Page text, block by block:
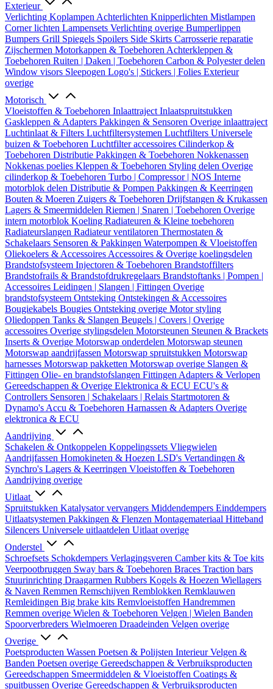
Exterieur
Verlichting Koplampen Achterlichten Knipperlichten Mistlampen
Corner lichten Lampensets Verlichting overige Bumperlippen
Bumpers Grill Spiegels Spoilers Side Skirts Carrosserie reparatie
Zijschermen Motorkappen & Toebehoren Achterkleppen &
Toebehoren Ruiten | Daken | Toebehoren Carbon & Polyester delen
Window visors Sleepogen Logo's | Stickers | Folies Exterieur
overige
Motorisch
Vloeistoffen & Toebehoren Inlaattraject Inlaatspruitstukken
Gaskleppen & Adapters Pakkingen & Sensoren Overige inlaattraject
Luchtinlaat & Filters Luchtfiltersystemen Luchtfilters Universele
buizen & Toebehoren Luchtfilter accessoires Cilinderkop &
Toebehoren Distributie Pakkingen & Toebehoren Nokkenassen
Nokkenas poelies Kleppen & Toebehoren Styling delen Overige
cilinderkop & Toebehoren Turbo | Compressor | NOS Interne
motorblok delen Distributie & Pompen Pakkingen & Keerringen
Bouten & Moeren Zuigers & Toebehoren Drijfstangen & Krukassen
Lagers & Smeermiddelen Riemen | Snaren | Toebehoren Overige
intern motorblok Koeling Radiateuren & Kleine toebehoren
Radiateurslangen Radiateur ventilatoren Thermostaten &
Schakelaars Sensoren & Pakkingen Waterpompen & Vloeistoffen
Oliekoelers & Accessoires Accessoires & Overige koelingsdelen
Brandstofsysteem Injectoren & Toebehoren Brandstoffilters
Brandstofrails & Brandstofdrukregelaars Brandstoftanks | Pompen |
Accessoires Leidingen | Slangen | Fittingen Overige
brandstofsysteem Ontsteking Ontstekingen & Accessoires
Bougiekabels Bougies Ontsteking overige Motor styling
Oliedoppen Tanks & Slangen Beugels | Covers | Overige
accessoires Overige stylingsdelen Motorsteunen Steunen & Brackets
Inserts & Overige Motorswap onderdelen Motorswap steunen
Motorswap aandrijfassen Motorswap spruitstukken Motorswap
harnesses Motorswap pakketten Motorswap overige Slangen &
Fittingen Olie- en brandstofslangen Fittingen Adapters & Verlopen
Gereedschappen & Overige Elektronica & ECU ECU's &
Controllers Sensoren | Schakelaars | Relais Startmotoren &
Dynamo's Accu & Toebehoren Harnassen & Adapters Overige
elektronica & ECU
Aandrijving
Schakelen & Ontkoppelen Koppelingssets Vliegwielen
Aandrijfassen Homokineten & Hoezen LSD's Vertandingen &
Synchro's Lagers & Keerringen Vloeistoffen & Toebehoren
Aandrijving overige
Uitlaat
Spruitstukken Katalysator vervangers Middendempers Einddempers
Uitlaatsystemen Pakkingen & Flenzen Montagemateriaal Hitteband
Silencers Universele uitlaatdelen Uitlaat overige
Onderstel
Schroefsets Schokdempers Verlagingsveren Camber kits & Toe kits
Veerpootbruggen Sway bars & Toebehoren Braces Traction bars
Stuurinrichting Draagarmen Rubbers Kogels & Hoezen Wiellagers
& Naven Remmen Remschijven Remblokken Remklauwen
Remleidingen Big brake kits Remvloeistoffen Handremmen
Remmen overige Wielen & Toebehoren Velgen | Wielen Banden
Spoorverbreders Wielmoeren Draadeinden Velgen overige
Overige
Poetsproducten Wassen Poetsen & Polijsten InterieurVelgen &
Banden Poetsen overige Gereedschappen & Verbruiksproducten
Gereedschappen Smeermiddelen & Vloeistoffen Coatings &
spuitbussen Overige Gereedschappen & Verbruiksproducten